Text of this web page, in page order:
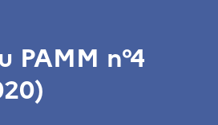
PAMM n°4